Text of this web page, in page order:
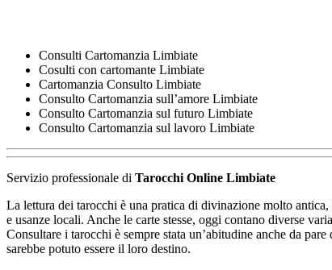
Consulti Cartomanzia Limbiate
Cosulti con cartomante Limbiate
Cartomanzia Consulto Limbiate
Consulto Cartomanzia sull’amore Limbiate
Consulto Cartomanzia sul futuro Limbiate
Consulto Cartomanzia sul lavoro Limbiate
Servizio professionale di Tarocchi Online Limbiate
La lettura dei tarocchi è una pratica di divinazione molto
e usanze locali. Anche le carte stesse, oggi contano diverse
Consultare i tarocchi è sempre stata un’abitudine anche da
sarebbe potuto essere il loro destino.